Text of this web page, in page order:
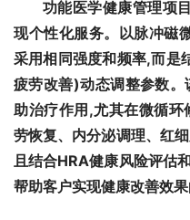
功能医学健康管理项
现个性化服务。以脉冲磁
采用相同强度和频率,而是
疲劳改善)动态调整参数
助治疗作用,尤其在微循
劳恢复、内分泌调理、红
且结合HRA健康风险评估
帮助客户实现健康改善效果